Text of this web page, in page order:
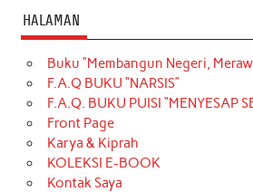
HALAMAN
Buku “Membangun Negeri,
F.A.Q BUKU “NARSIS”
F.A.Q. BUKU PUISI “MENYESAP
Front Page
Karya & Kiprah
KOLEKSI E-BOOK
Kontak Saya